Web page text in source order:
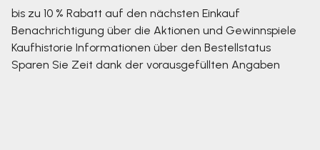
bis zu 10 % Rabatt auf den nächsten Einkauf
Benachrichtigung über die Aktionen und Gewinnspiele
Kaufhistorie Informationen über den Bestellstatus
Sparen Sie Zeit dank der vorausgefüllten Angaben